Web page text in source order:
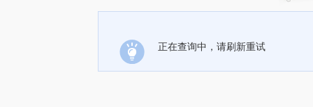
正在查询中，请刷新重试